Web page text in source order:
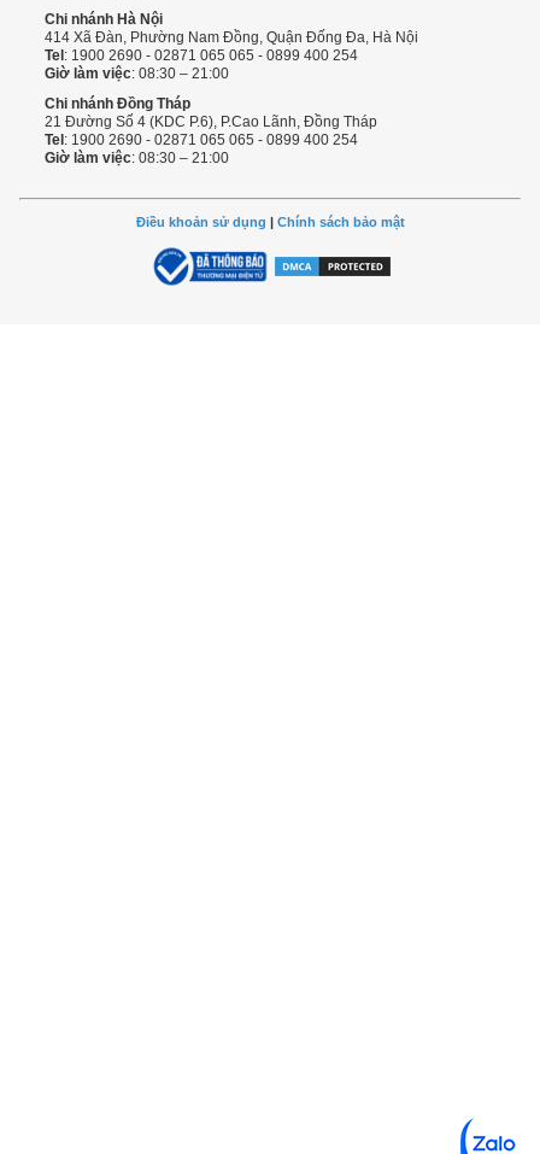
Chi nhánh Hà Nội
414 Xã Đàn, Phường Nam Đồng, Quận Đống Đa, Hà Nội
Tel : 1900 2690 - 02871 065 065 - 0899 400 254
Giờ làm việc: 08:30 – 21:00
Chi nhánh Đồng Tháp
21 Đường Số 4 (KDC P.6), P.Cao Lãnh, Đồng Tháp
Tel : 1900 2690 - 02871 065 065 - 0899 400 254
Giờ làm việc: 08:30 – 21:00
Điều khoản sử dụng | Chính sách bảo mật